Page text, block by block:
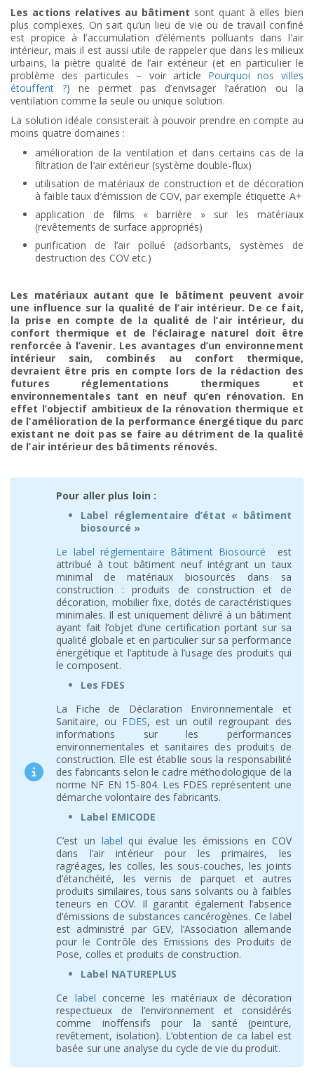
Les actions relatives au bâtiment sont quant à elles bien
plus complexes. On sait qu’un lieu de vie ou de travail confiné
est propice à l’accumulation d’éléments polluants dans l’air
intérieur, mais il est aussi utile de rappeler que dans les milieux
urbains, la piètre qualité de l’air extérieur (et en particulier le
problème des particules – voir article Pourquoi nos villes
étouffent ?) ne permet pas d’envisager l’aération ou la
ventilation comme la seule ou unique solution.
La solution idéale consisterait à pouvoir prendre en compte au
moins quatre domaines :
amélioration de la ventilation et dans certains cas de la
filtration de l’air extérieur (système double-flux)
utilisation de matériaux de construction et de décoration
à faible taux d’émission de COV, par exemple étiquette A+
application de films « barrière » sur les matériaux
(revêtements de surface appropriés)
purification de l’air pollué (adsorbants, systèmes de
destruction des COV etc.)
Les matériaux autant que le bâtiment peuvent avoir
une influence sur la qualité de l’air intérieur. De ce fait,
la prise en compte de la qualité de l’air intérieur, du
confort thermique et de l’éclairage naturel doit être
renforcée à l’avenir. Les avantages d’un environnement
intérieur sain, combinés au confort thermique,
devraient être pris en compte lors de la rédaction des
futures réglementations thermiques et
environnementales tant en neuf qu’en rénovation. En
effet l’objectif ambitieux de la rénovation thermique et
de l’amélioration de la performance énergétique du parc
existant ne doit pas se faire au détriment de la qualité
de l’air intérieur des bâtiments rénovés.
Pour aller plus loin :
Label réglementaire d’état « bâtiment
biosourcé »
Le label réglementaire Bâtiment Biosourcé
est
attribué à tout bâtiment neuf intégrant un taux
minimal de matériaux biosourcés dans sa
construction : produits de construction et de
décoration, mobilier fixe, dotés de caractéristiques
minimales. Il est uniquement délivré à un bâtiment
ayant fait l’objet d’une certification portant sur sa
qualité globale et en particulier sur sa performance
énergétique et l’aptitude à l’usage des produits qui
le composent.
Les FDES
La Fiche de Déclaration Environnementale et
Sanitaire, ou FDES, est un outil regroupant des
informations sur les performances
environnementales et sanitaires des produits de
construction. Elle est établie sous la responsabilité
des fabricants selon le cadre méthodologique de la
norme NF EN 15-804. Les FDES représentent une
démarche volontaire des fabricants.
Label EMICODE
C’est un labelqui évalue les émissions en COV
dans l’air intérieur pour les primaires, les
ragréages, les colles, les sous-couches, les joints
d’étanchéité, les vernis de parquet et autres
produits similaires, tous sans solvants ou à faibles
teneurs en COV. Il garantit également l’absence
d’émissions de substances cancérogènes. Ce label
est administré par GEV, l’Association allemande
pour le Contrôle des Emissions des Produits de
Pose, colles et produits de construction.
Label NATUREPLUS
Ce label concerne les matériaux de décoration
respectueux de l’environnement et considérés
comme inoffensifs pour la santé (peinture,
revêtement, isolation). L’obtention de ca label est
basée sur une analyse du cycle de vie du produit.